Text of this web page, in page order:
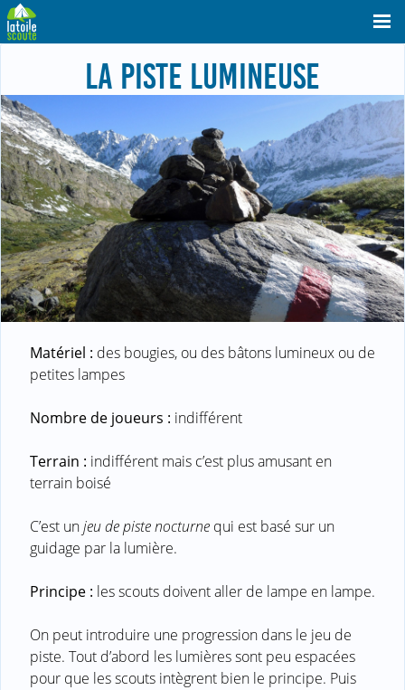
LA PISTE LUMINEUSE
Matériel : des bougies, ou des bâtons lumineux ou de
petites lampes
Nombre de joueurs : indifférent
Terrain : indifférent mais c’est plus amusant en
terrain boisé
C’est unjeu de piste nocturne qui est basé sur un
guidage par la lumière.
Principe : les scouts doivent aller de lampe en lampe.
On peut introduire une progression dans le jeu de
piste. Tout d’abord les lumières sont peu espacées
pour que les scouts intègrent bien le principe. Puis